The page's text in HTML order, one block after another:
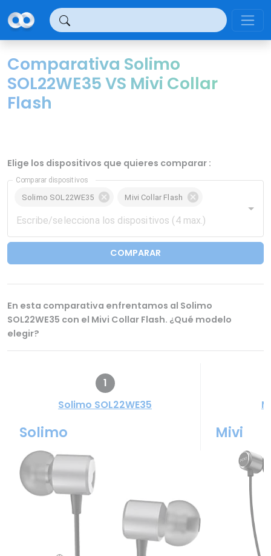
Comparativa Solimo
SOL22WE35 VS Mivi Collar
Flash
Elige los dispositivos que quieres comparar :
Comparar dispositivos
Solimo SOL22WE35 Mivi Collar Flash
COMPARAR
En esta comparativa enfrentamos al Solimo
SOL22WE35 con el Mivi Collar Flash. ¿Qué modelo
elegir?
1
Solimo SOL22WE35
Solimo Mivi
Panel de gestión de cookies